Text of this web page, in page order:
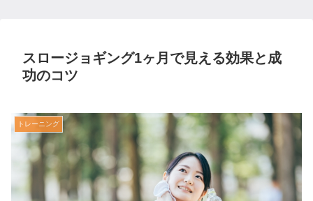
スロージョギング1ヶ月で見える効果と成
功のコツ
トレーニング